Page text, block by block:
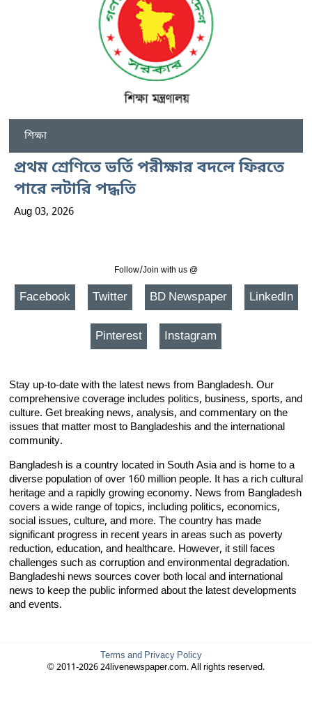
শিক্ষা
প্রথম শ্রেণিতে ভর্তি পরীক্ষার বদলে ফিরতে
পারে লটারি পদ্ধতি
Aug 03, 2026
Follow/Join with us @
Facebook Twitter BD Newspaper LinkedIn
Pinterest Instagram
Stay up-to-date with the latest news from Bangladesh. Our
comprehensive coverage includes politics, business, sports, and
culture. Get breaking news, analysis, and commentary on the
issues that matter most to Bangladeshis and the international
community.
Bangladesh is a country located in South Asia and is home to a
diverse population of over 160 million people. It has a rich cultural
heritage and a rapidly growing economy. News from Bangladesh
covers a wide range of topics, including politics, economics,
social issues, culture, and more. The country has made
significant progress in recent years in areas such as poverty
reduction, education, and healthcare. However, it still faces
challenges such as corruption and environmental degradation.
Bangladeshi news sources cover both local and international
news to keep the public informed about the latest developments
and events.
Terms and Privacy Policy
© 2011-2026 24livenewspaper.com. All rights reserved.